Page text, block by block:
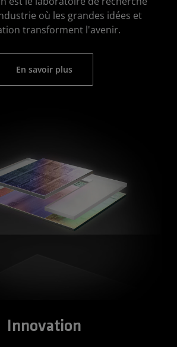
où les grandes idées et
transforment l'avenir.
En savoir plus
Innovation